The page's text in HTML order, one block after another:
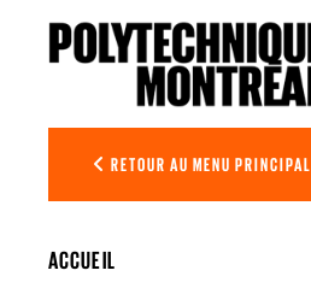
RETOUR AU MENU PRINCIPAL
ACCUEIL